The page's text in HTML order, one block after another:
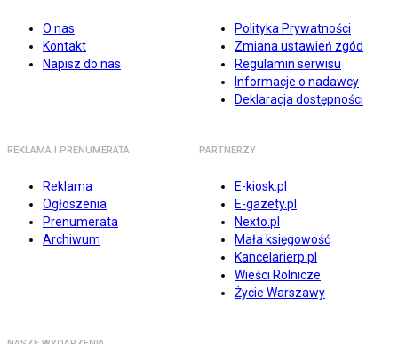
O nas
Kontakt
Napisz do nas
Polityka Prywatności
Zmiana ustawień zgód
Regulamin serwisu
Informacje o nadawcy
Deklaracja dostępności
REKLAMA I PRENUMERATA
Reklama
Ogłoszenia
Prenumerata
Archiwum
PARTNERZY
E-kiosk.pl
E-gazety.pl
Nexto.pl
Mała księgowość
Kancelarierp.pl
Wieści Rolnicze
Życie Warszawy